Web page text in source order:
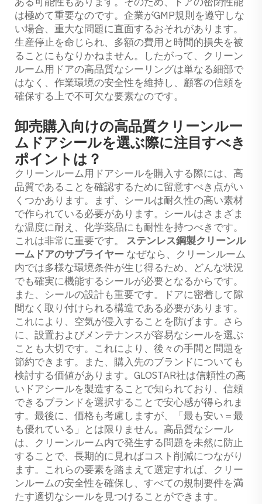
は極めて重要なのです。企業がGMP規則を遵守しな
い場合、重大な問題に直面するおそれがあります。
生産停止を命じられ、多額の費用と時間的損失を被
ることにもなりかねません。したがって、クリーン
ルーム用ドアの高品質なシーリングは単なる細部で
はなく、作業環境の安全性を維持し、顧客の信頼を
確保する上で不可欠な要素なのです。
卸売購入向けの高品質クリーンルー
ムドアシールを選ぶ際に注目すべき
ポイントは？
クリーンルーム用ドアシールを購入する際には、高
品質であることを確認するために留意すべき点がい
くつかあります。まず、シールは耐久性の高い素材
で作られている必要があります。シールはさまざま
な温度に耐え、化学薬品にも耐性を持つべきです。
これは非常に重要です。 ステンレス鋼製クリーンル
ームドアのサプライヤー なぜなら、クリーンルーム
内では多様な環境条件が生じ得るため、どんな状況
でも確実に機能するシールが必要となるからです。
また、シールの設計も重要です。ドアに密着して隙
間なく取り付けられる構造である必要があります。
これにより、空気が侵入することを防げます。さら
に、設置およびメンテナンスが容易なシールを選ぶ
ことも大切です。これにより、後々の手間と問題を
節約できます。また、購入先のブランドについても
検討する価値があります。GLOSTAR社は信頼性の高
いドアシールを製造することで知られており、信頼
できるブランドを選択することで安心感が得られま
す。最後に、価格も考慮しますが、「最も安い＝最
も優れている」とは限りません。高品質なシール
は、クリーンルーム内で発生する問題を未然に防止
することで、長期的に見ればコスト削減につながり
ます。これらの要素を踏まえて選定すれば、クリー
ンルームの安全性を確保し、すべての規制要件を満
たす適切なシールを見つけることができます。